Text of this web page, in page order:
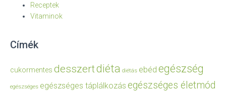
Receptek
Vitaminok
Címék
cukormentes desszertdiéta diétás ebéd egészség
egészséges egészséges táplálkozás egészséges életmód